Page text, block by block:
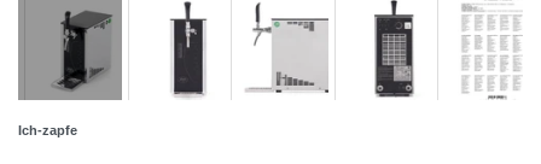
Ich-zapfe